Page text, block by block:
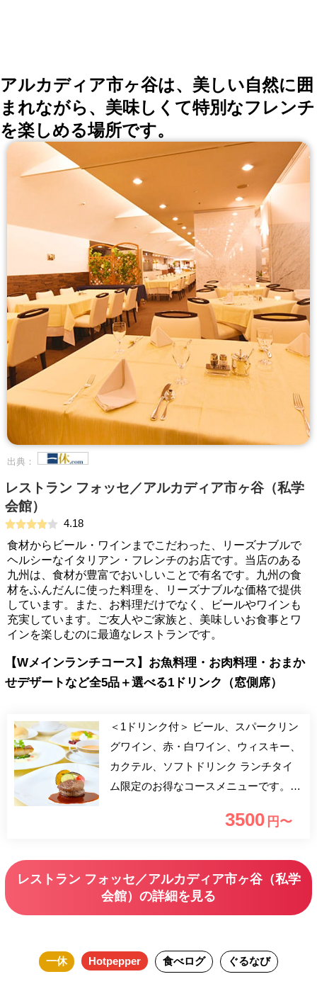
アルカディア市ヶ谷は、美しい自然に囲
まれながら、美味しくて特別なフレンチ
を楽しめる場所です。
出典：
レストラン フォッセ／アルカディア市ヶ谷（私学
会館）
4.18
食材からビール・ワインまでこだわった、リーズナブルで
ヘルシーなイタリアン・フレンチのお店です。当店のある
九州は、食材が豊富でおいしいことで有名です。九州の食
材をふんだんに使った料理を、リーズナブルな価格で提供
しています。また、お料理だけでなく、ビールやワインも
充実しています。ご友人やご家族と、美味しいお食事とワ
インを楽しむのに最適なレストランです。
【Wメインランチコース】お魚料理・お肉料理・おまか
せデザートなど全5品＋選べる1ドリンク（窓側席）
＜1ドリンク付＞ ビール、スパークリン
グワイン、赤・白ワイン、ウィスキー、
カクテル、ソフトドリンク ランチタイ
ム限定のお得なコースメニューです。
ト・コーヒーを愉しめる充実の全4品ラ
い。
3500 円〜
レストラン フォッセ／アルカディア市ヶ谷（私学
会館）の詳細を見る
一休 Hotpepper 食べログ ぐるなび